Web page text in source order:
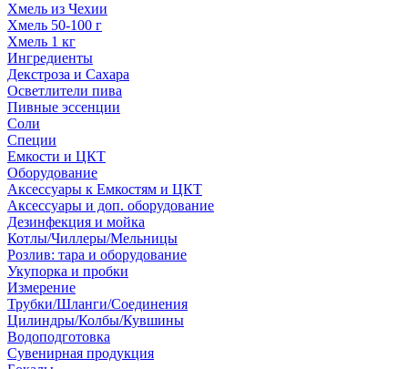
Хмель из Чехии
Хмель 50-100 г
Хмель 1 кг
Ингредиенты
Декстроза и Сахара
Осветлители пива
Пивные эссенции
Соли
Специи
Емкости и ЦКТ
Оборудование
Аксессуары к Емкостям и ЦКТ
Аксессуары и доп. оборудование
Дезинфекция и мойка
Котлы/Чиллеры/Мельницы
Розлив: тара и оборудование
Укупорка и пробки
Измерение
Трубки/Шланги/Соединения
Цилиндры/Колбы/Кувшины
Водоподготовка
Сувенирная продукция